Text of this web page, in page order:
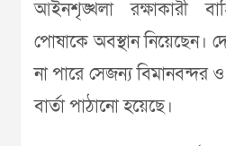
আইনশৃঙ্খলা রক্ষাকারী
পোষাকে অবস্থান নিয়েছেন।
না পারে সেজন্য বিমানবন্দর ও
বার্তা পাঠানো হয়েছে।